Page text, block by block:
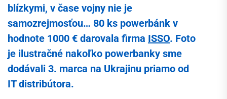
blízkymi, v čase vojny nie je
samozrejmosťou… 80 ks powerbánk v
hodnote 1000 € darovala firma ISSO. Foto
je ilustračné nakoľko powerbanky sme
dodávali 3. marca na Ukrajinu priamo od
IT distribútora.